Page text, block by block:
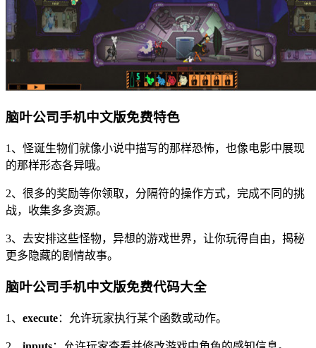
脑叶公司手机中文版免费特色
1、怪诞生物们就像小说中描写的那样恐怖，也像电影中展现
的那样形态各异哦。
2、很多的奖励等你领取，分隔符的操作方式，完成不同的挑
战，收集多多资源。
3、去安排这些怪物，异想的游戏世界，让你玩得自由，揭秘
更多隐藏的剧情故事。
脑叶公司手机中文版免费代码大全
1、 execute：允许玩家执行某个函数或动作。